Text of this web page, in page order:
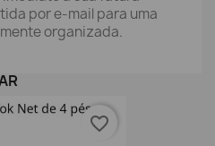
por e-mail para uma
organizada.
favorite_border